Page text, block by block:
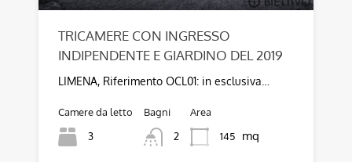
TRICAMERE CON INGRESSO
INDIPENDENTE E GIARDINO DEL 2019
LIMENA, Riferimento OCL01: in esclusiva…
Camere da letto
3
Bagni
2
Area
145
mq